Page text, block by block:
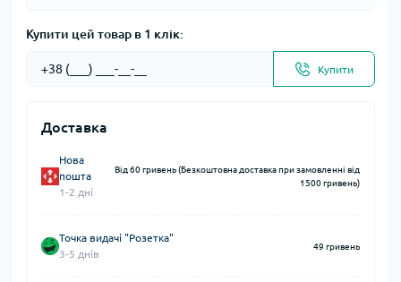
Купити цей товар в 1 клік:
Купити
Доставка
Нова
пошта
1-2 дні
Від 60 гривень (Безкоштовна доставка при замовленні від
1500 гривень)
Точка видачі "Розетка"
3-5 днів
49 гривень